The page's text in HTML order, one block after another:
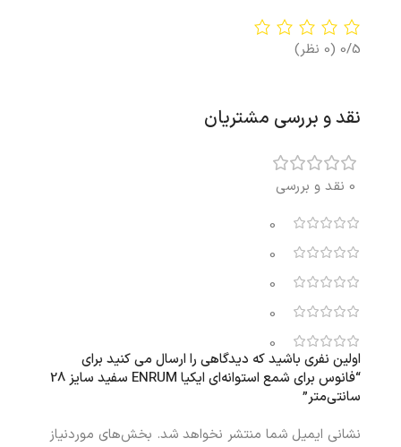
0/5 (0 نظر)
نقد و بررسی مشتریان
0 نقد و بررسی
0
0
0
0
0
اولین نفری باشید که دیدگاهی را ارسال می کنید برای
“فانوس برای شمع استوانه‌ای ایکیا ENRUM سفید سایز 28
سانتی‌متر”
نشانی ایمیل شما منتشر نخواهد شد. بخش‌های موردنیاز